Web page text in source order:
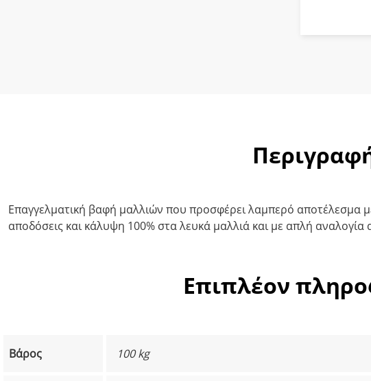
Eπαγγελματική βαφή μαλλιών που προσφέρει λαμπερό αποτέλεσμα
αποδόσεις και κάλυψη 100% στα λευκά μαλλιά και με απλή αναλογία
Επιπλέον
Βάρος 100 kg